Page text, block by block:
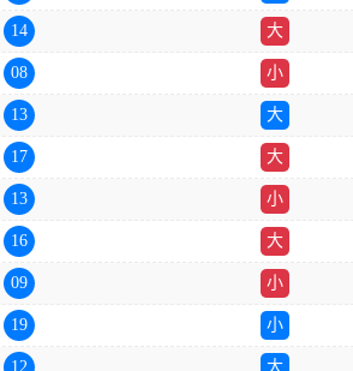
14 大
08 小
13 大
17 大
13 小
16 大
09 小
19 小
12 大